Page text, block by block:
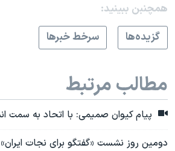
همچنبن ببینید:
گزيده‌ها
سرخط خبرها
مطالب مرتبط
پیام کیوان صمیمی: با اتحاد به سمت
دومین روز نشست «گفتگو برای نجات ایران»: